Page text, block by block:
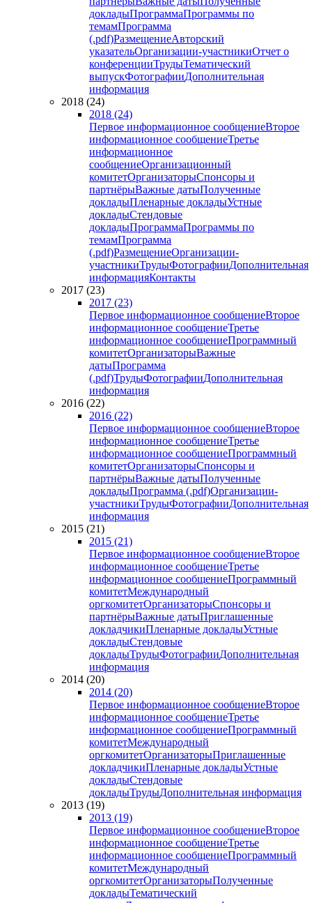
докладыПрограммаПрограммы по
темамПрограмма
(.pdf)РазмещениеАвторский
указательОрганизации-участникиОтчет о
конференцииТрудыТематический
выпускФотографииДополнительная
информация
2018 (24)
2018 (24)
Первое информационное сообщениеВторое
информационное сообщениеТретье
информационное
сообщениеОрганизационный
комитетОрганизаторыСпонсоры и
партнёрыВажные датыПолученные
докладыПленарные докладыУстные
докладыСтендовые
докладыПрограммаПрограммы по
темамПрограмма
(.pdf)РазмещениеОрганизации-
участникиТрудыФотографииДополнительная
информацияКонтакты
2017 (23)
2017 (23)
Первое информационное сообщениеВторое
информационное сообщениеТретье
информационное сообщениеПрограммный
комитетОрганизаторыВажные
датыПрограмма
(.pdf)ТрудыФотографииДополнительная
информация
2016 (22)
2016 (22)
Первое информационное сообщениеВторое
информационное сообщениеТретье
информационное сообщениеПрограммный
комитетОрганизаторыСпонсоры и
партнёрыВажные датыПолученные
докладыПрограмма (.pdf)Организации-
участникиТрудыФотографииДополнительная
информация
2015 (21)
2015 (21)
Первое информационное сообщениеВторое
информационное сообщениеТретье
информационное сообщениеПрограммный
комитетМеждународный
оргкомитетОрганизаторыСпонсоры и
партнёрыВажные датыПриглашенные
докладчикиПленарные докладыУстные
докладыСтендовые
докладыТрудыФотографииДополнительная
информация
2014 (20)
2014 (20)
Первое информационное сообщениеВторое
информационное сообщениеТретье
информационное сообщениеПрограммный
комитетМеждународный
оргкомитетОрганизаторыПриглашенные
докладчикиПленарные докладыУстные
докладыСтендовые
докладыТрудыДополнительная информация
2013 (19)
2013 (19)
Первое информационное сообщениеВторое
информационное сообщениеТретье
информационное сообщениеПрограммный
комитетМеждународный
оргкомитетОрганизаторыПолученные
докладыТематический